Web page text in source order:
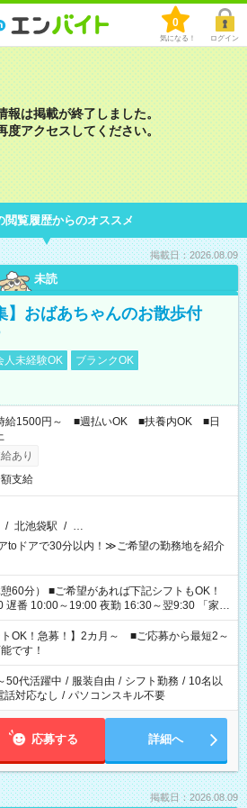
0
気になる！ ログイン
報は掲載が終了しました。
度アクセスしてください。
閲覧履歴からのオススメ
掲載日：2026.08.09
未読
】おばあちゃんのお散歩付
人未経験OK
ブランクOK
給1500円～ ■週払いOK ■扶養内OK ■日
あり
支給
/ 北池袋駅 / …
toドアで30分以内！≫ご希望の勤務地を紹介
下記シフトもOK！
番 10:00～19:00 夜勤 16:30～翌9:30 「家族
い」 「余裕を持って夕飯の準備がしたい」
したくない」 など、ご希望を教えてください
事の勤務時間。 合計で週40時間を超える場
ん。
トOK！急募！】2カ月～ ■ご応募から最短2～
です！
50代活躍中 / 服装自由 / シフト勤務 / 10名以
話対応なし / パソコンスキル不要
応募する 詳細へ
掲載日：2026.08.09